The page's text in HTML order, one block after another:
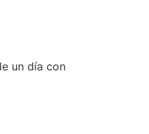
un día con